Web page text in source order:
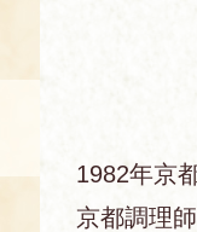
1982年京
京都調理